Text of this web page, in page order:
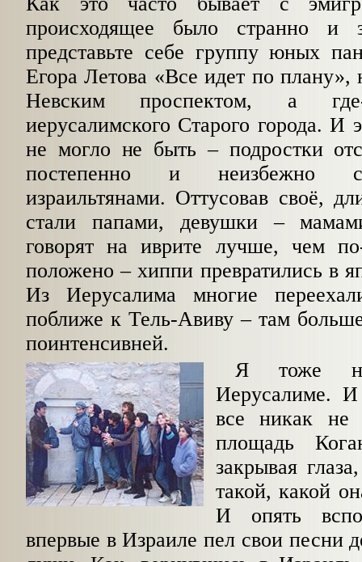
происходящее было странно и
представьте себе группу юных
Егора Летова «Все идет по плану»,
Невским проспектом, а
иерусалимского Старого города. И
не могло не быть – подростки
постепенно и неизбежно
израильтянами. Оттусовав своё,
стали папами, девушки –
говорят на иврите лучше, чем
положено – хиппи превратились в
Из Иерусалима многие
поближе к Тель-Авиву – там
поинтенсивней.
Я тоже
Иерусалиме.
все никак не
площадь
закрывая
такой, какой
И опять
впервые в Израиле пел свои песни